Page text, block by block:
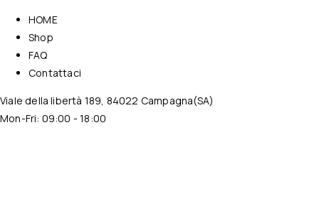
HOME
Shop
FAQ
Contattaci
Viale della libertà 189, 84022 Campagna(SA)
Mon-Fri: 09:00 - 18:00